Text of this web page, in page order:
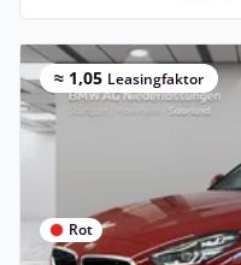
≈ 1,05 Leasingfaktor
Rot